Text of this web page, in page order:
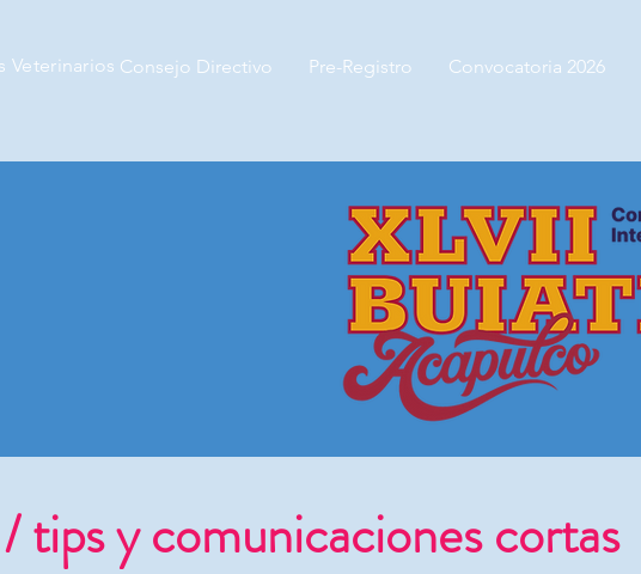
Consejo Directivo Pre-Registro Convocatoria 2026
Veterinarios
tips y comunicaciones cortas